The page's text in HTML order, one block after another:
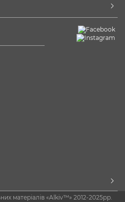
матеріалів «Alkiv™» 2012-2025рр.